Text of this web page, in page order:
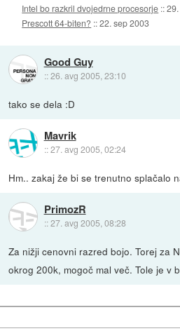
Intel bo razkril dvojedrne procesorje ::
Prescott 64-biten? ::22. sep 2003
Good Guy
::26. avg 2005, 23:10
tako se dela :D
Mavrik
::27. avg 2005, 02:24
Hm.. zakaj že bi se trenutno splačalo
PrimozR
::27. avg 2005, 08:28
Za nižji cenovni razred bojo. Torej za
okrog 200k, mogoč mal več. Tole je v